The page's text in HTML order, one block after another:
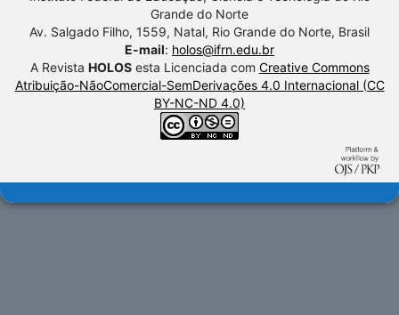
Grande do Norte
Av. Salgado Filho, 1559, Natal, Rio Grande do Norte, Brasil
E-mail: holos@ifrn.edu.br
A Revista HOLOSesta Licenciada com Creative Commons
Atribuição-NãoComercial-SemDerivações 4.0 Internacional (CC
BY-NC-ND 4.0)